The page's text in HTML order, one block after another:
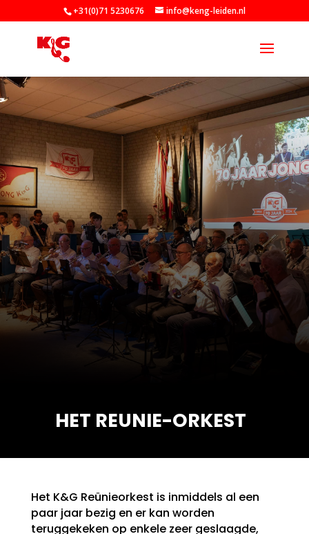
+31(0)71 5230676 info@keng-leiden.nl
HET REUNIE-ORKEST
Het K&G Reünieorkest is inmiddels al een
paar jaar bezig en er kan worden
teruggekeken op enkele zeer geslaagde,